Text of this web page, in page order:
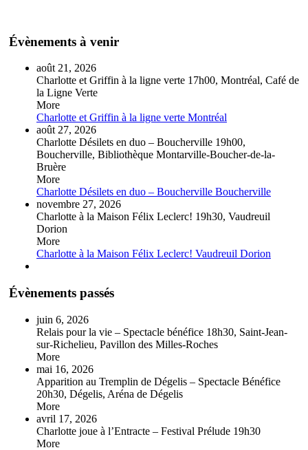
Évènements à venir
août 21, 2026
Charlotte et Griffin à la ligne verte 17h00, Montréal, Café de
la Ligne Verte
More
Charlotte et Griffin à la ligne verte Montréal
août 27, 2026
Charlotte Désilets en duo – Boucherville 19h00,
Boucherville, Bibliothèque Montarville-Boucher-de-la-
Bruère
More
Charlotte Désilets en duo – Boucherville Boucherville
novembre 27, 2026
Charlotte à la Maison Félix Leclerc! 19h30, Vaudreuil
Dorion
More
Charlotte à la Maison Félix Leclerc! Vaudreuil Dorion
Évènements passés
juin 6, 2026
Relais pour la vie – Spectacle bénéfice 18h30, Saint-Jean-
sur-Richelieu, Pavillon des Milles-Roches
More
mai 16, 2026
Apparition au Tremplin de Dégelis – Spectacle Bénéfice
20h30, Dégelis, Aréna de Dégelis
More
avril 17, 2026
Charlotte joue à l’Entracte – Festival Prélude 19h30
More